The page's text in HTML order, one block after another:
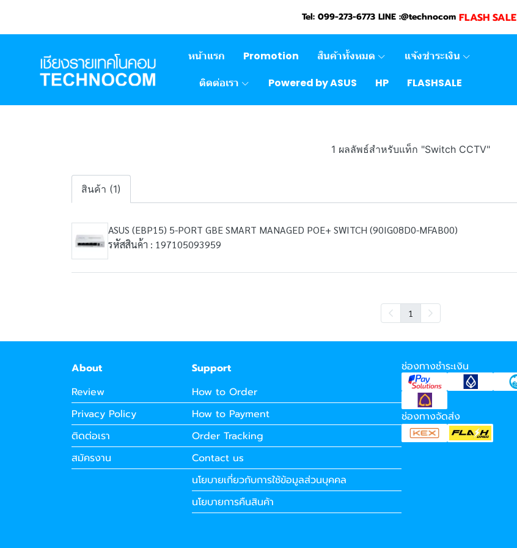
Tel: 099-273-6773 LINE :@technocom FLASH SALE
หน้าแรก Promotion สินค้าทั้งหมด
แจ้งชำระเงิน
ติดต่อเรา
Powered by ASUS HP FLASHSALE
1 ผลลัพธ์สำหรับแท็ก "Switch CCTV"
สินค้า (1)
ASUS (EBP15) 5-PORT GBE SMART MANAGED POE+ SWITCH (90IG08D0-MFAB00)
รหัสสินค้า : 197105093959
1
About
Review
Privacy Policy
ติดต่อเรา
สมัครงาน
Support
How to Order
How to Payment
Order Tracking
Contact us
นโยบายเกี่ยวกับการใช้ข้อมูลส่วนบุคคล
นโยบายการคืนสินค้า
ช่องทางชำระเงิน
ช่องทางจัดส่ง